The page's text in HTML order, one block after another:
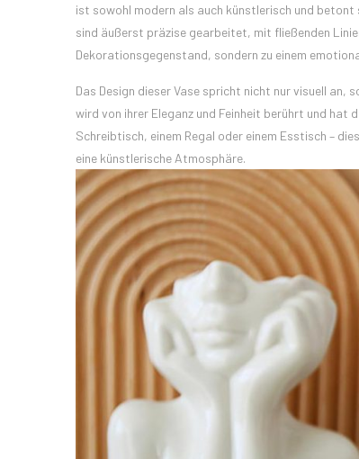
ist sowohl modern als auch künstlerisch und betont
sind äußerst präzise gearbeitet, mit fließenden
Dekorationsgegenstand, sondern zu einem
Das Design dieser Vase spricht nicht nur visuell
wird von ihrer Eleganz und Feinheit berührt und hat
Schreibtisch, einem Regal oder einem Esstisch –
eine künstlerische Atmosphäre.